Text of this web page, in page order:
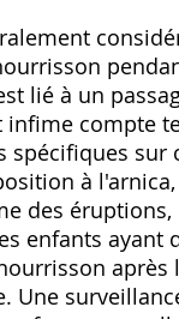
lié à un
compte
spécifiques
à
des
enfants
Une